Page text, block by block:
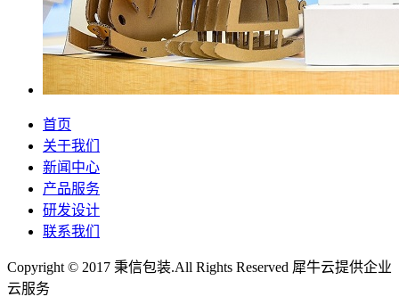
首页
关于我们
新闻中心
产品服务
研发设计
联系我们
Copyright © 2017 秉信包装.All Rights Reserved 犀牛云提供企业
云服务